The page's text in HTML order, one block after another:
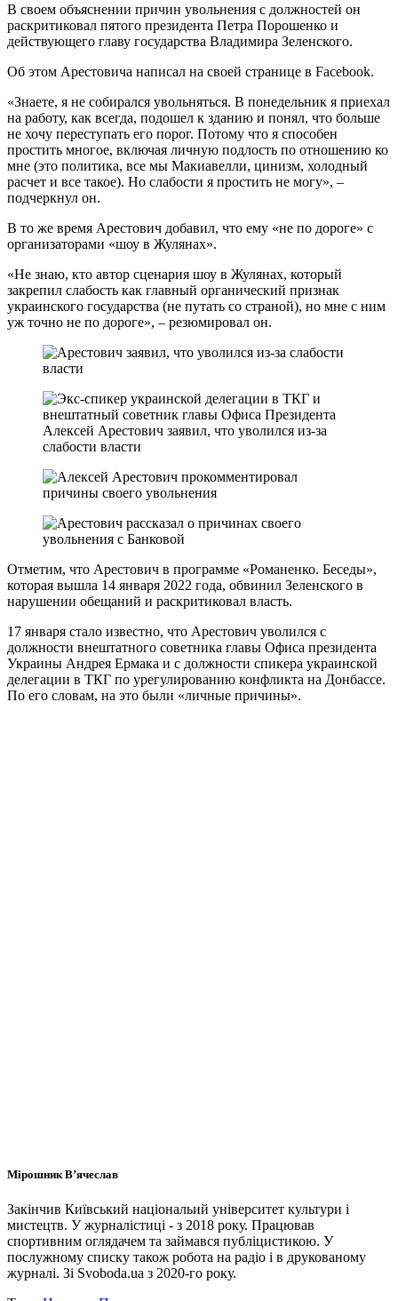
В своем объяснении причин увольнения с должностей он
раскритиковал пятого президента Петра Порошенко и
действующего главу государства Владимира Зеленского.
Об этом Арестовича написал на своей странице в Facebook.
«Знаете, я не собирался увольняться. В понедельник я приехал
на работу, как всегда, подошел к зданию и понял, что больше
не хочу переступать его порог. Потому что я способен
простить многое, включая личную подлость по отношению ко
мне (это политика, все мы Макиавелли, цинизм, холодный
расчет и все такое). Но слабости я простить не могу», –
подчеркнул он.
В то же время Арестович добавил, что ему «не по дороге» с
организаторами «шоу в Жулянах».
«Не знаю, кто автор сценария шоу в Жулянах, который
закрепил слабость как главный органический признак
украинского государства (не путать со страной), но мне с ним
уж точно не по дороге», – резюмировал он.
Отметим, что Арестович в программе «Романенко. Беседы»,
которая вышла 14 января 2022 года, обвинил Зеленского в
нарушении обещаний и раскритиковал власть.
17 января стало известно, что Арестович уволился с
должности внештатного советника главы Офиса президента
Украины Андрея Ермака и с должности спикера украинской
делегации в ТКГ по урегулированию конфликта на Донбассе.
По его словам, на это были «личные причины».
Мірошник В’ячеслав
Закінчив Київський національий університет культури і
мистецтв. У журналістиці - з 2018 року. Працював
спортивним оглядачем та займався публіцистикою. У
послужному списку також робота на радіо і в друкованому
журналі. Зі Svoboda.ua з 2020-го року.